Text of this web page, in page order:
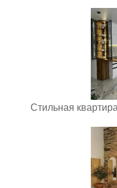
Стильная